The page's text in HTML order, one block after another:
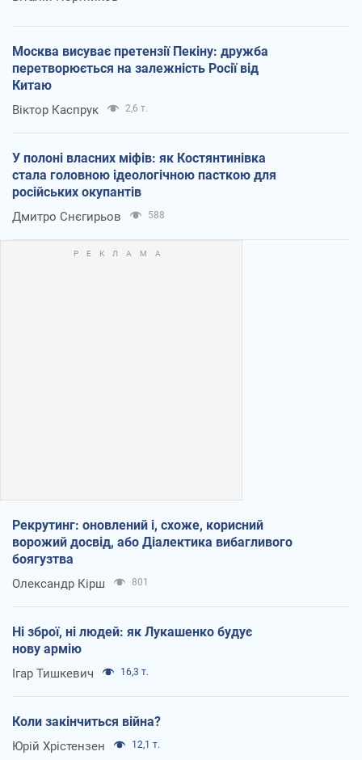
Москва висуває претензії Пекіну: дружба
перетворюється на залежність Росії від
Китаю
Віктор Каспрук 2,6 т.
У полоні власних міфів: як Костянтинівка
стала головною ідеологічною пасткою для
російських окупантів
Дмитро Снєгирьов 588
Рекрутинг: оновлений і, схоже, корисний
ворожий досвід, або Діалектика вибагливого
боягузтва
Олександр Кірш 801
Ні зброї, ні людей: як Лукашенко будує
нову армію
Ігар Тишкевич 16,3 т.
Коли закінчиться війна?
Юрій Хрістензен 12,1 т.